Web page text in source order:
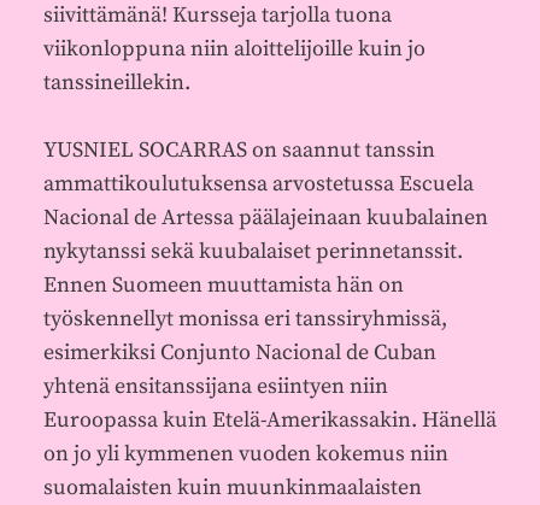
siivittämänä! Kursseja tarjolla tuona
viikonloppuna niin aloittelijoille kuin jo
tanssineillekin.
YUSNIEL SOCARRAS on saannut tanssin
ammattikoulutuksensa arvostetussa Escuela
Nacional de Artessa päälajeinaan kuubalainen
nykytanssi sekä kuubalaiset perinnetanssit.
Ennen Suomeen muuttamista hän on
työskennellyt monissa eri tanssiryhmissä,
esimerkiksi Conjunto Nacional de Cuban
yhtenä ensitanssijana esiintyen niin
Euroopassa kuin Etelä-Amerikassakin. Hänellä
on jo yli kymmenen vuoden kokemus niin
suomalaisten kuin muunkinmaalaisten